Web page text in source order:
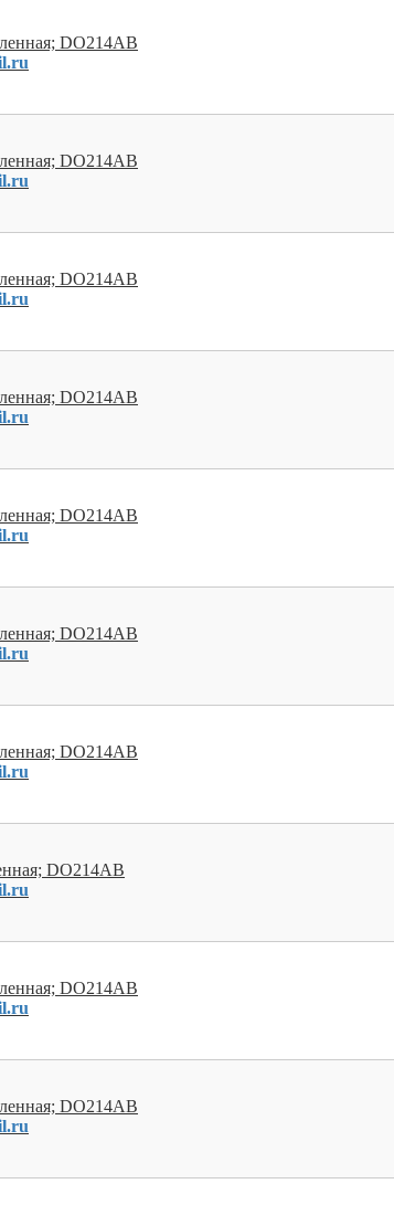
DO214AB
DO214AB
DO214AB
DO214AB
DO214AB
DO214AB
DO214AB
DO214AB
DO214AB
DO214AB